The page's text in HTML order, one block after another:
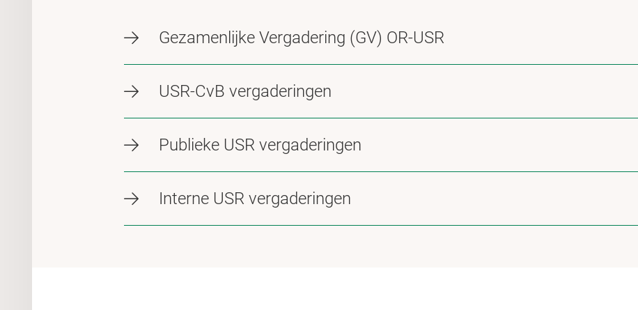
Gezamenlijke Vergadering (GV) OR-USR
USR-CvB vergaderingen
Publieke USR vergaderingen
Interne USR vergaderingen